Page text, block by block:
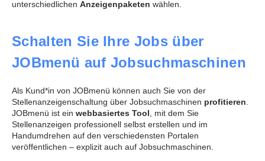
unterschiedlichen Anzeigenpaketen wählen.
Schalten Sie Ihre Jobs über
JOBmenü auf Jobsuchmaschinen
Als Kund*in von JOBmenü können auch Sie von der
Stellenanzeigenschaltung über Jobsuchmaschinen profitieren
JOBmenü ist ein webbasiertes Tool , mit dem Sie
Stellenanzeigen professionell selbst erstellen und im
Handumdrehen auf den verschiedensten Portalen
veröffentlichen – explizit auch auf Jobsuchmaschinen.